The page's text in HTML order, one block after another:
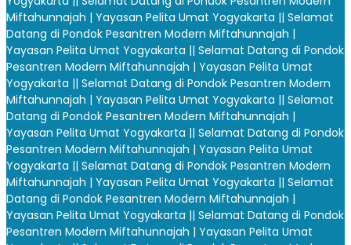
Miftahunnajah | Yayasan Pelita Umat Yogyakarta || Selamat
Datang di Pondok Pesantren Modern Miftahunnajah |
Yayasan Pelita Umat Yogyakarta || Selamat Datang di Pondok
Pesantren Modern Miftahunnajah | Yayasan Pelita Umat
Yogyakarta || Selamat Datang di Pondok Pesantren Modern
Miftahunnajah | Yayasan Pelita Umat Yogyakarta || Selamat
Datang di Pondok Pesantren Modern Miftahunnajah |
Yayasan Pelita Umat Yogyakarta || Selamat Datang di Pondok
Pesantren Modern Miftahunnajah | Yayasan Pelita Umat
Yogyakarta || Selamat Datang di Pondok Pesantren Modern
Miftahunnajah | Yayasan Pelita Umat Yogyakarta || Selamat
Datang di Pondok Pesantren Modern Miftahunnajah |
Yayasan Pelita Umat Yogyakarta || Selamat Datang di Pondok
Pesantren Modern Miftahunnajah | Yayasan Pelita Umat